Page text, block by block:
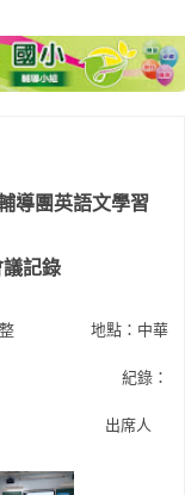
導團英語文學習
議記錄
9時整 地點：中華
紀錄：
授
出席人